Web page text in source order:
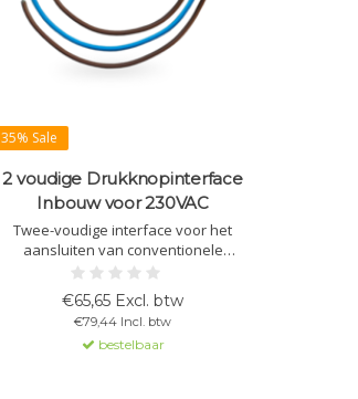
35% Sale
2 voudige Drukknopinterface
Inbouw voor 230VAC
Twee-voudige interface voor het
aansluiten van conventionele
schakelaars of contacten op KNX,
geschikt voor 230VAC signalen, met
geïntegreerde logicafuncties.
€65,65 Excl. btw
€79,44 Incl. btw
bestelbaar